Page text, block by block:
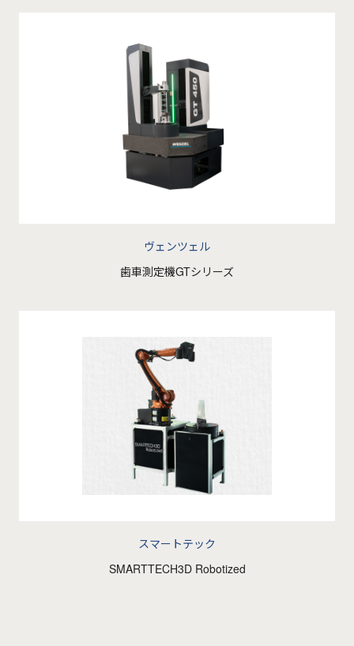
ヴェンツェル
歯車測定機GTシリーズ
スマートテック
SMARTTECH3D Robotized